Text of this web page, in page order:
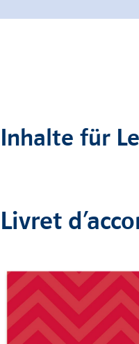
Inhalte für
Livret